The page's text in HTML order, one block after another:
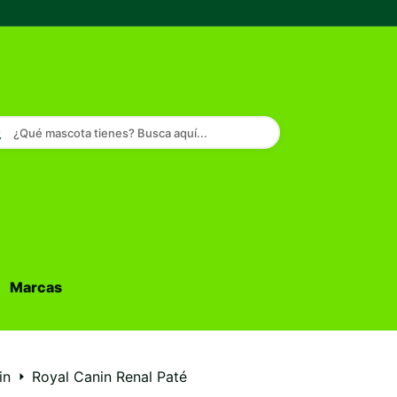
¿Qué mascota tienes? Busca aquí...
Marcas
Royal Canin Renal Paté